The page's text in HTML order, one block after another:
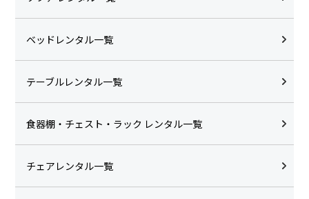
ベッドレンタル一覧
テーブルレンタル一覧
食器棚・チェスト・ラック レンタル一覧
チェアレンタル一覧